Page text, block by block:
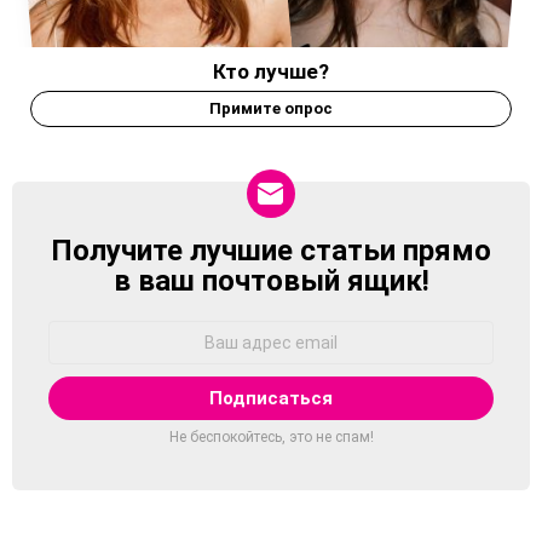
Кто лучше?
Примите опрос
NEWSLETTER
Получите лучшие статьи прямо
в ваш почтовый ящик!
Не беспокойтесь, это не спам!